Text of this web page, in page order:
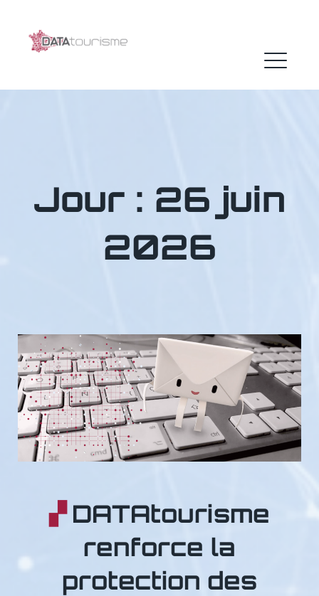
content
Jour : 26 juin
2026
DATAtourisme
renforce la
protection des